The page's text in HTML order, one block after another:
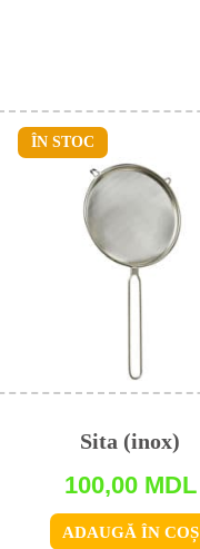
Sita (inox)
100,00 MDL
ADAUGĂ ÎN COȘ
ÎN STOC